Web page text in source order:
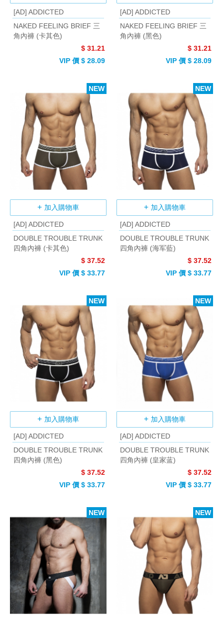
[AD] ADDICTED
NAKED FEELING BRIEF 三
角內褲 (卡其色)
$ 31.21
VIP 價 $ 28.09
[AD] ADDICTED
NAKED FEELING BRIEF 三
角內褲 (黑色)
$ 31.21
VIP 價 $ 28.09
加入購物車
[AD] ADDICTED
DOUBLE TROUBLE TRUNK
四角內褲 (卡其色)
$ 37.52
VIP 價 $ 33.77
NEW
加入購物車
[AD] ADDICTED
DOUBLE TROUBLE TRUNK
四角內褲 (海军藍)
$ 37.52
VIP 價 $ 33.77
NEW
加入購物車
[AD] ADDICTED
DOUBLE TROUBLE TRUNK
四角內褲 (黑色)
$ 37.52
VIP 價 $ 33.77
NEW
加入購物車
[AD] ADDICTED
DOUBLE TROUBLE TRUNK
四角內褲 (皇家蓝)
$ 37.52
VIP 價 $ 33.77
NEW
NEW NEW